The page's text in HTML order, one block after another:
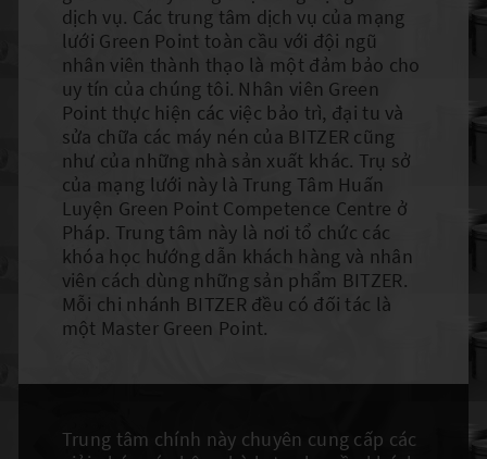
dịch vụ. Các trung tâm dịch vụ của mạng
lưới Green Point toàn cầu với đội ngũ
nhân viên thành thạo là một đảm bảo cho
uy tín của chúng tôi. Nhân viên Green
Point thực hiện các việc bảo trì, đại tu và
sửa chữa các máy nén của BITZER cũng
như của những nhà sản xuất khác. Trụ sở
của mạng lưới này là Trung Tâm Huấn
Luyện Green Point Competence Centre ở
Pháp. Trung tâm này là nơi tổ chức các
khóa học hướng dẫn khách hàng và nhân
viên cách dùng những sản phẩm BITZER.
Mỗi chi nhánh BITZER đều có đối tác là
một Master Green Point.
Trung tâm chính này chuyên cung cấp các